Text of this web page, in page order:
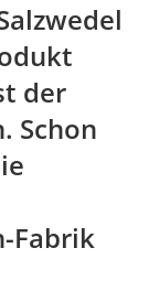
der
Schon
Fabrik